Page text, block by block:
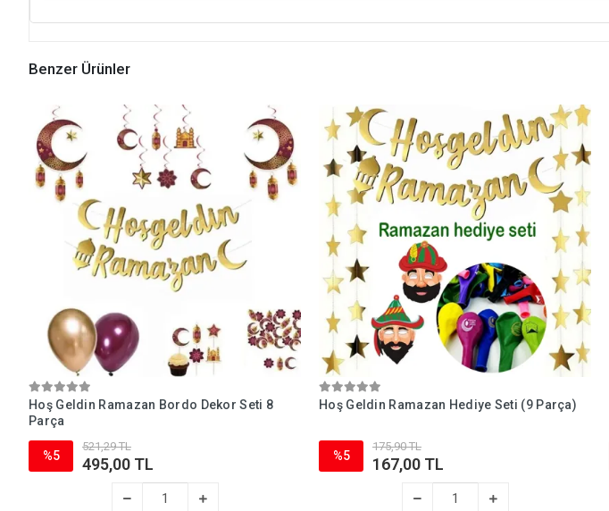
Benzer Ürünler
Hoş Geldin Ramazan Bordo Dekor Seti 8
Parça
%5
521,29 TL
495,00 TL
Hoş Geldin Ramazan Hediye Seti (9 Parça)
%5
175,90 TL
167,00 TL